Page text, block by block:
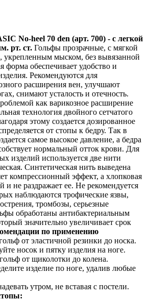
No-heel 70 den (арт. 700) - с легкой
рт. ст. Гольфы прозрачные, с мягкой
укрепленным мыском, без вывязанной
форма обеспечивает удобство и
Рекомендуются для
расширения вен, улучшают
снимают усталость и отечность.
как варикозное расширение
технология двойного сетчатого
этому создается дозированное
от стопы к бедру. Так в
самое высокое давление, а бедра
нормальный отток крови. Для
изделий используется две нити
Синтетическая нить выведена
компрессионный эффект, а хлопковая
и не раздражает ее. Не рекомендуется
наблюдаются трофические язвы,
тромбозы, серьезные
обработаны антибактериальным
значительно увеличивает срок
по применению
от эластичной резинки до носка.
носок и пятку изделия на ноге.
от щиколотки до колена.
изделие по ноге, удалив любые
утром, не вставая с постели.